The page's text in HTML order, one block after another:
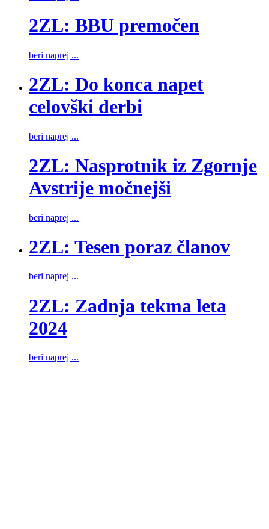
2ZL: BBU premočen
beri naprej ...
2ZL: Do konca napet
celovški derbi
beri naprej ...
2ZL: Nasprotnik iz Zgornje
Avstrije močnejši
beri naprej ...
2ZL: Tesen poraz članov
beri naprej ...
2ZL: Zadnja tekma leta
2024
beri naprej ...